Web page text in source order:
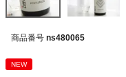
商品番号 ns480065
NEW